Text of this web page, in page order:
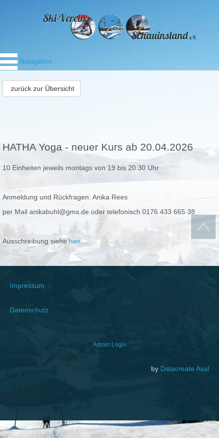
Navigation
zurück zur Übersicht
HATHA Yoga - neuer Kurs ab 20.04.2026
10 Einheiten jeweils montags von 19 bis 20.30 Uhr
Anmeldung und Rückfragen: Anika Rees
per Mail anikabuhl@gmx.de oder telefonisch 0176 433 665 38
Ausschreibung siehe hier
Impressum
Datenschutz
Admin Login
by Datacreate Asal